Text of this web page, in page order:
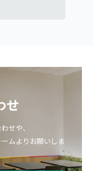
せ
せや、
ムよりお願いしま